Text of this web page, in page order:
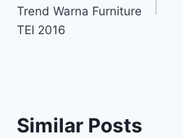
Trend Warna Furniture
TEI 2016
Similar Posts